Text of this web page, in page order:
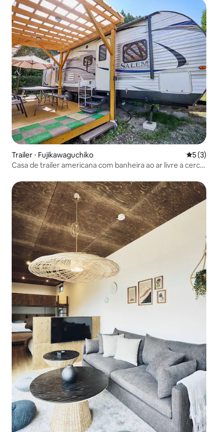
Trailer ⋅ Fujikawaguchiko 5 de
5 (3)
Casa de trailer americana com banheira ao ar livre a cerca
fogueira permitidos / Convenience store adjacente